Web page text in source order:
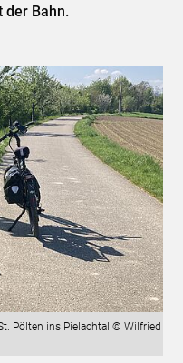
der Bahn.
Pölten ins Pielachtal © Wilfried